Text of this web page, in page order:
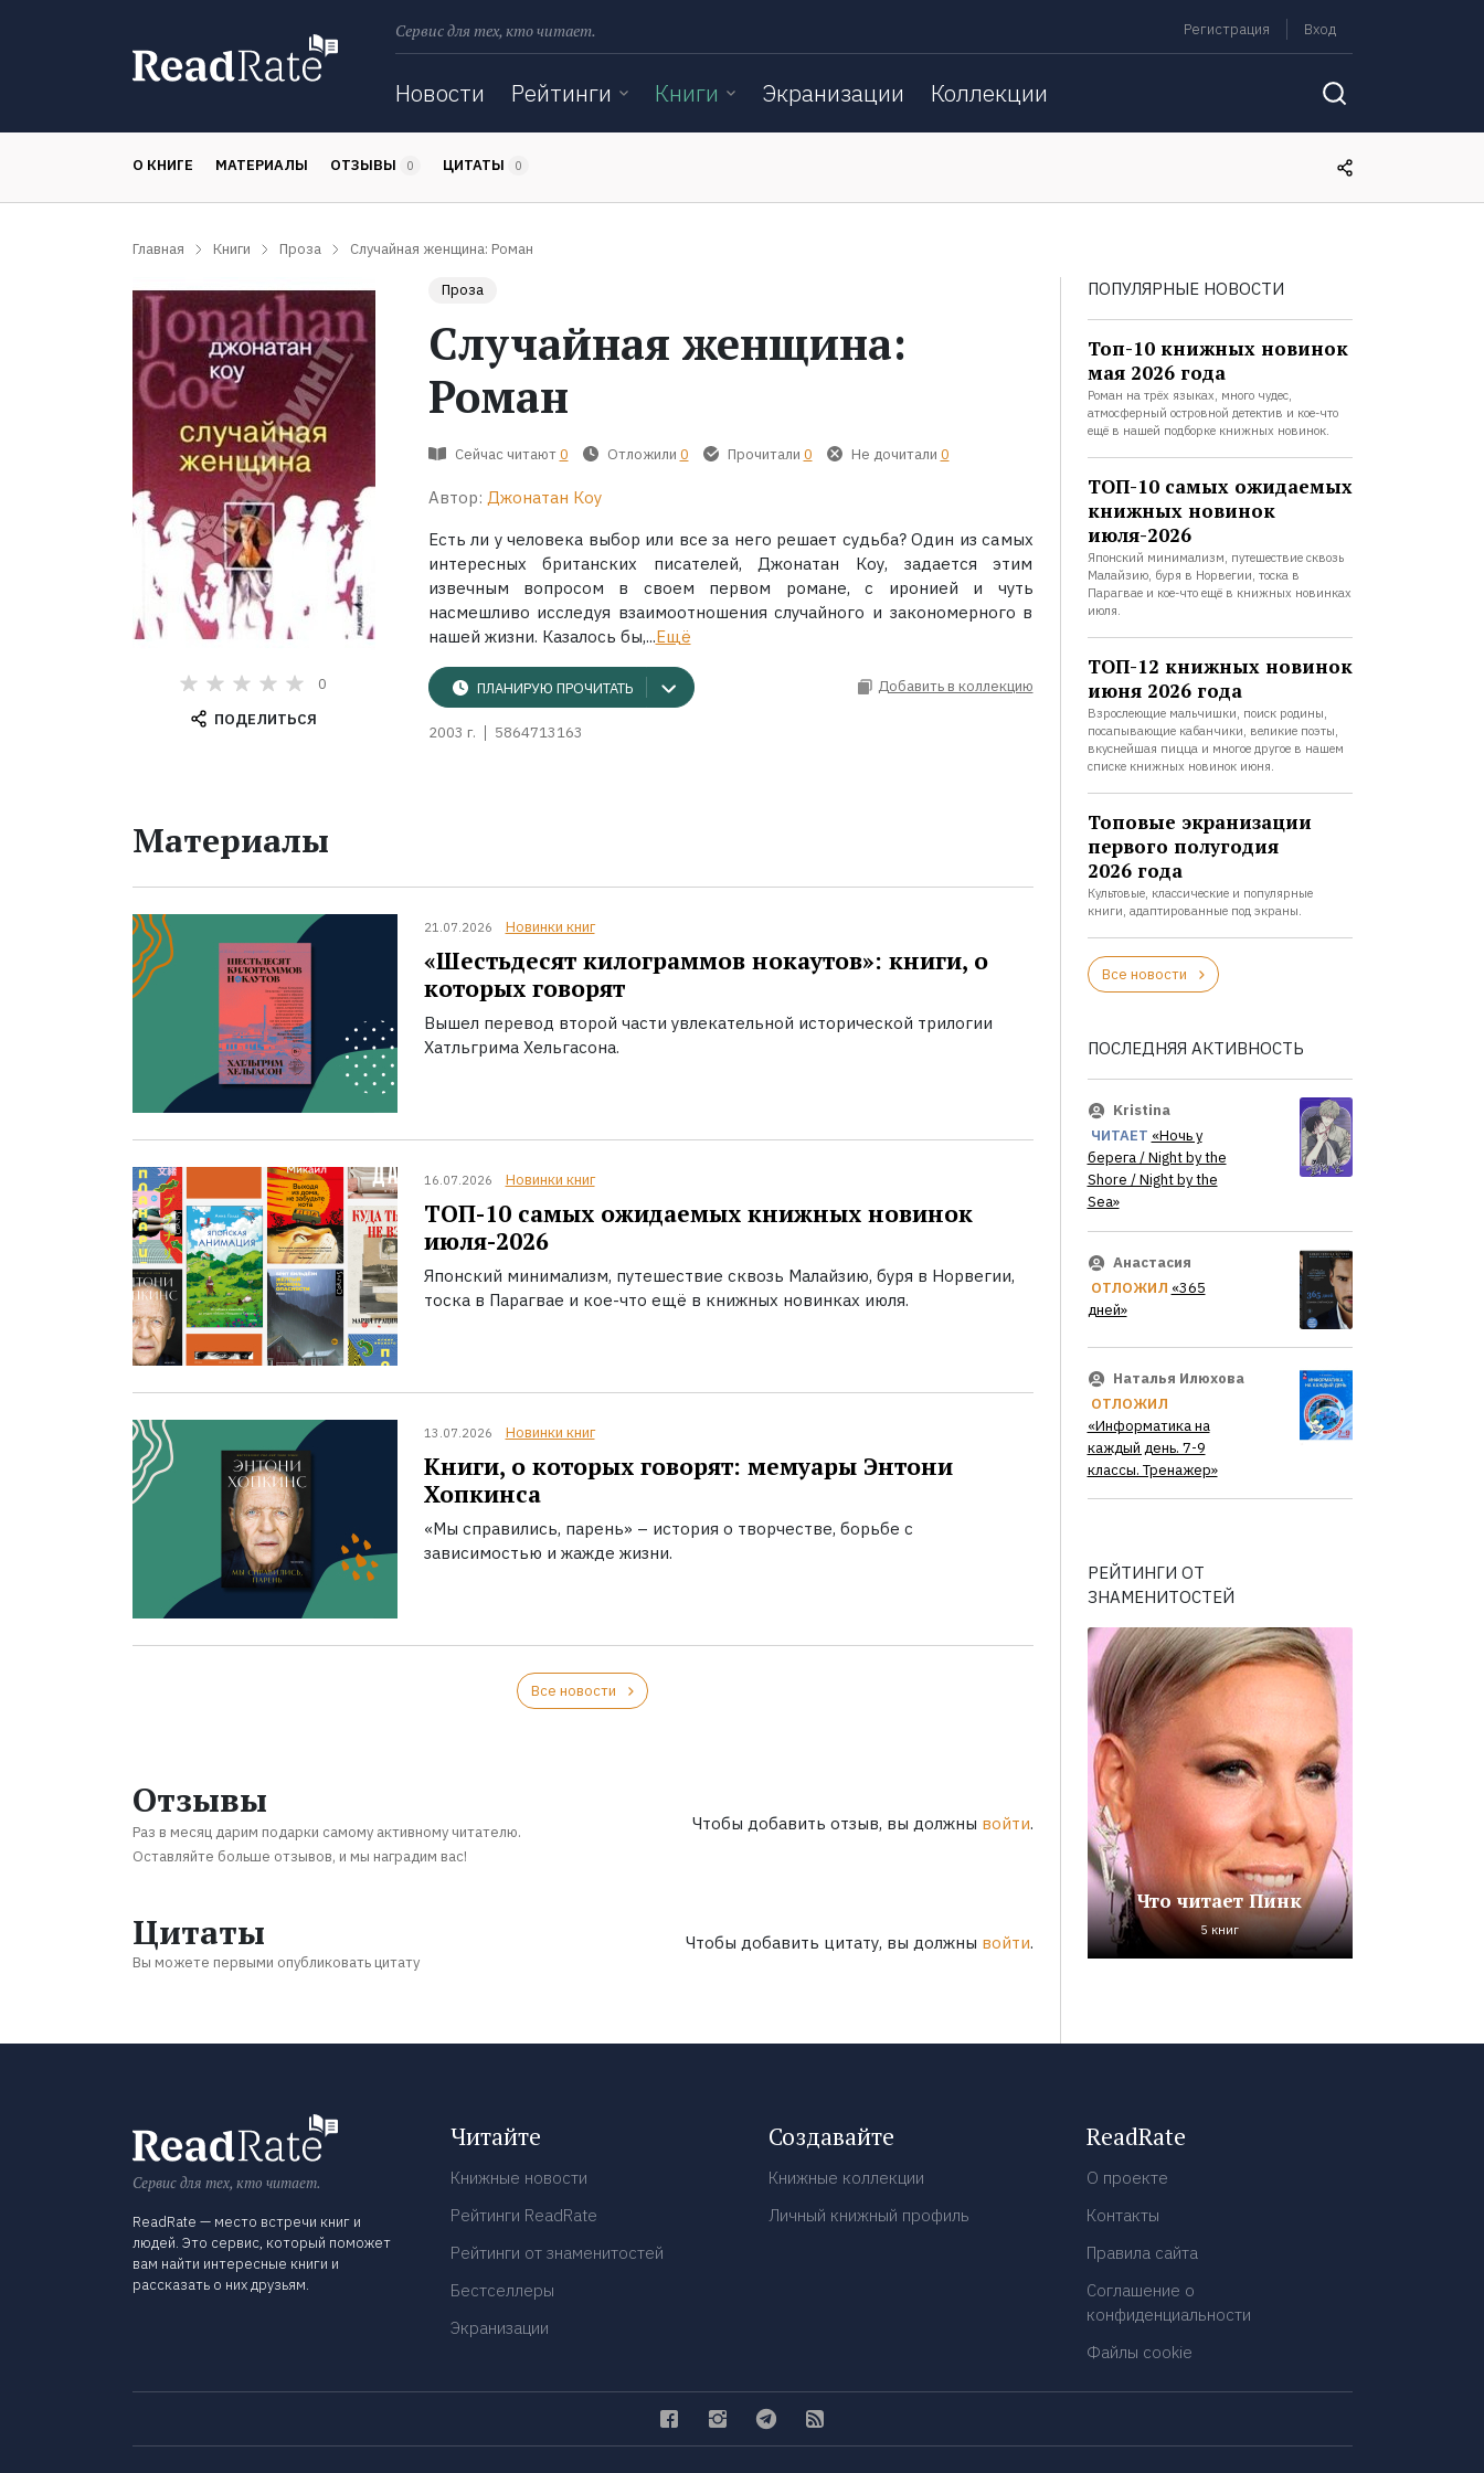
Сервис для тех, кто читает. Регистрация Вход
Новости Рейтинги Книги Экранизации Коллекции
О КНИГЕ МАТЕРИАЛЫ ОТЗЫВЫ 0 ЦИТАТЫ 0
Главная Книги Проза Случайная женщина: Роман
0
ПОДЕЛИТЬСЯ
Проза
Случайная женщина:
Роман
Сейчас читают 0 Отложили 0 Прочитали 0 Не дочитали 0
Автор: Джонатан Коу
Есть ли у человека выбор или все за него решает судьба? Один из самых
интересных британских писателей, Джонатан Коу, задается этим
извечным вопросом в своем первом романе, с иронией и чуть
насмешливо исследуя взаимоотношения случайного и закономерного в
нашей жизни. Казалось бы,...Ещё
ПЛАНИРУЮ ПРОЧИТАТЬ Добавить в коллекцию
2003 г. 5864713163
Материалы
21.07.2026 Новинки книг
«Шестьдесят килограммов нокаутов»: книги, о
которых говорят
Вышел перевод второй части увлекательной исторической трилогии
Хатльгрима Хельгасона.
16.07.2026 Новинки книг
ТОП-10 самых ожидаемых книжных новинок
июля-2026
Японский минимализм, путешествие сквозь Малайзию, буря в Норвегии,
тоска в Парагвае и кое-что ещё в книжных новинках июля.
13.07.2026 Новинки книг
Книги, о которых говорят: мемуары Энтони
Хопкинса
«Мы справились, парень» – история о творчестве, борьбе с
зависимостью и жажде жизни.
Все новости
Отзывы
Раз в месяц дарим подарки самому активному читателю.
Оставляйте больше отзывов, и мы наградим вас!
Чтобы добавить отзыв, вы должны войти.
Цитаты
Вы можете первыми опубликовать цитату
Чтобы добавить цитату, вы должны войти.
ПОПУЛЯРНЫЕ НОВОСТИ
Топ-10 книжных новинок
мая 2026 года
Роман на трёх языках, много чудес,
атмосферный островной детектив и кое-что
ещё в нашей подборке книжных новинок.
ТОП-10 самых ожидаемых
книжных новинок
июля-2026
Японский минимализм, путешествие сквозь
Малайзию, буря в Норвегии, тоска в
Парагвае и кое-что ещё в книжных новинках
июля.
ТОП-12 книжных новинок
июня 2026 года
Взрослеющие мальчишки, поиск родины,
посапывающие кабанчики, великие поэты,
вкуснейшая пицца и многое другое в нашем
списке книжных новинок июня.
Топовые экранизации
первого полугодия
2026 года
Культовые, классические и популярные
книги, адаптированные под экраны.
Все новости
ПОСЛЕДНЯЯ АКТИВНОСТЬ
Kristina
ЧИТАЕТ «Ночь у
берега / Night by the
Shore / Night by the
Sea»
Анастасия
ОТЛОЖИЛ «365
дней»
Наталья Илюхова
ОТЛОЖИЛ
«Информатика на
каждый день. 7-9
классы. Тренажер»
РЕЙТИНГИ ОТ
ЗНАМЕНИТОСТЕЙ
Что читает Пинк
5 книг
Сервис для тех, кто читает.
ReadRate — место встречи книг и
людей. Это сервис, который поможет
вам найти интересные книги и
рассказать о них друзьям.
Читайте
Книжные новости
Рейтинги ReadRate
Рейтинги от знаменитостей
Бестселлеры
Экранизации
Создавайте
Книжные коллекции
Личный книжный профиль
ReadRate
О проекте
Контакты
Правила сайта
Соглашение о
конфиденциальности
Файлы cookie